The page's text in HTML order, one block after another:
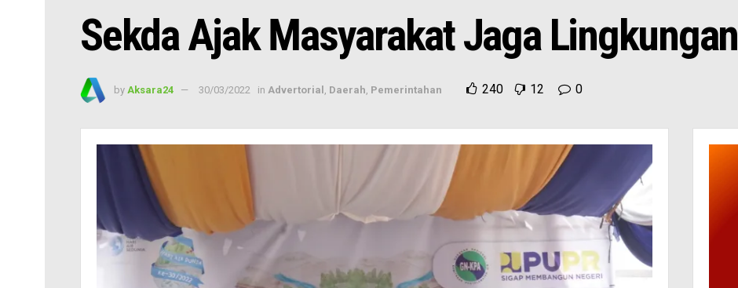
Sekda Ajak Masyarakat Jaga Lingkungan
by Aksara24 30/03/2022 in Advertorial , Daerah, Pemerintahan 240 12 0